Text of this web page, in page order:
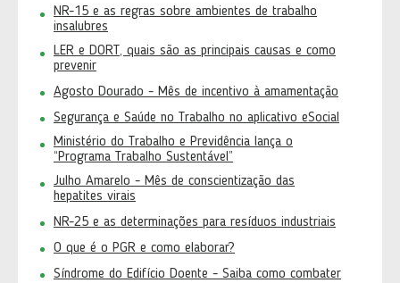
NR-15 e as regras sobre ambientes de trabalho
insalubres
LER e DORT, quais são as principais causas e como
prevenir
Agosto Dourado - Mês de incentivo à amamentação
Segurança e Saúde no Trabalho no aplicativo eSocial
Ministério do Trabalho e Previdência lança o
“Programa Trabalho Sustentável”
Julho Amarelo - Mês de conscientização das
hepatites virais
NR-25 e as determinações para resíduos industriais
O que é o PGR e como elaborar?
Síndrome do Edifício Doente - Saiba como combater